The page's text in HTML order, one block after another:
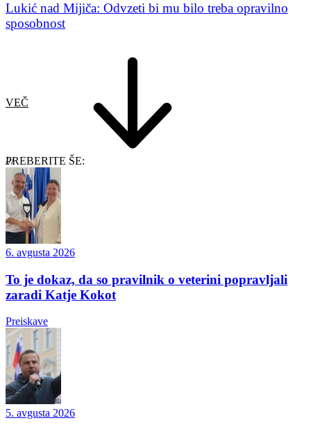
Lukić nad Mijiča: Odvzeti bi mu bilo treba opravilno
sposobnost
VEČ
PREBERITE ŠE:
6. avgusta 2026
To je dokaz, da so pravilnik o veterini popravljali
zaradi Katje Kokot
Preiskave
5. avgusta 2026